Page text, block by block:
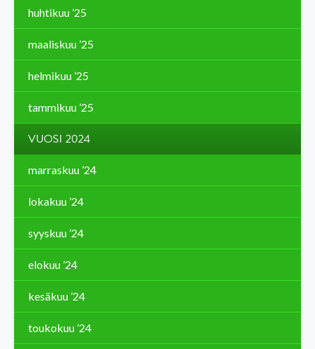
huhtikuu ’25
maaliskuu ’25
helmikuu ’25
tammikuu ’25
VUOSI 2024
marraskuu ’24
lokakuu ’24
syyskuu ’24
elokuu ’24
kesäkuu ’24
toukokuu ’24